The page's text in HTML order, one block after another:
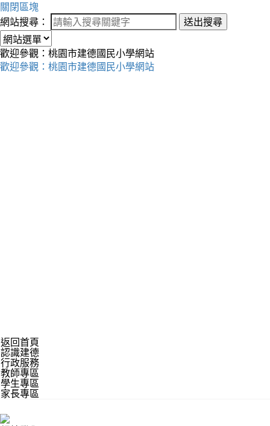
關閉區塊
網站搜尋：
送出搜尋
歡迎參觀：桃園市建德國民小學網站
歡迎參觀：桃園市建德國民小學網站
返回首頁
認識建德
行政服務
教師專區
學生專區
家長專區